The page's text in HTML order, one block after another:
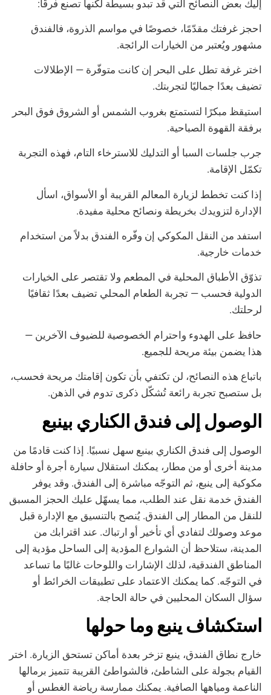
إليك بعض النصائح التي قد تبدو بسيطة لكنها تصنع فرقًا:
احجز غرفتك مقدّمًا، خصوصًا في مواسم الذروة، فالفندق
مشهور ويُعتبر من الخيارات الرائجة.
اختر غرفة تطل على البحر إن كانت متوفّرة — الإطلالات
تضيف بعدًا جماليًا لتجربتك.
استيقظ مبكرًا لتستمتع بغروب الشمس أو الشروق فوق البحر
برفقة القهوة الصباحية.
جرب جلسات السبا أو التدليك للاسترخاء التام، فهذه التجربة
تكمّل الإقامة.
إذا كنت تخطط لزيارة المعالم القريبة أو الأسواق، اسأل
الإدارة لتزويدك بخريطة ونصائح محلية مفيدة.
استفد من النقل المكوكي إن وفّره الفندق بدلاً من استخدام
خدمات خارجية.
تذوّق الأطباق المحلية في المطعم ولا تقتصر على الخيارات
الدولية فحسب — تجربة الطعام المحلي تضيف بعدًا ثقافيًا
لرحلتك.
حافظ على الهدوء واحترام الخصوصية للضيوف الآخرين —
هذا يضمن بيئة مريحة للجميع.
باتباع هذه النصائح، لن تكتفي بأن تكون إقامتك مريحة فحسب،
بل ستصبح تجربة رائعة تُشكّل ذكرى تدوم في الذهن.
الوصول إلى فندق الكناري بينبع
الوصول إلى فندق الكناري بينبع سهل نسبيًا. إذا كنت قادمًا من
مدينة أخرى أو من مطار، يمكنك استقلال سيارة أجرة أو حافلة
مكوكية إلى ينبع، ثم التوجّه مباشرة إلى الفندق. وقد يوفر
الفندق خدمة نقل عند الطلب، مما يسهّل عليك الحجز المسبق
للنقل من المطار إلى الفندق. يُنصح بالتنسيق مع الإدارة قبل
موعد وصولك لتفادي أي تأخير أو ارتباك. عند اقترابك من
المدينة، ستلاحظ أن الشوارع المؤدية إلى الساحل مؤدية إلى
المناطق الفندقية، لذلك الإشارات واللوحات غالبًا ما تساعد
في التوجّه. كما يمكنك الاعتماد على تطبيقات الخرائط أو
سؤال السكان المحليين في حالة الحاجة.
استكشاف ينبع وما حولها
خارج نطاق الفندق، ينبع تزخر بعدة أماكن تستحق الزيارة. اختر
القيام بجولة على الشاطئ، فالشواطئ القريبة تتميز برمالها
الناعمة ومياهها الصافية. يمكنك ممارسة رياضة الغطس أو